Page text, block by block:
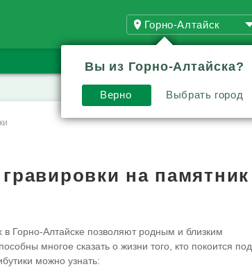
Горно-Алтайск
на памятник
Горно-Алтайске позволяют родным и близким
многое сказать о жизни того, кто покоится под
можно узнать:
Вы из Горно-Алтайска?
Верно Выбрать город